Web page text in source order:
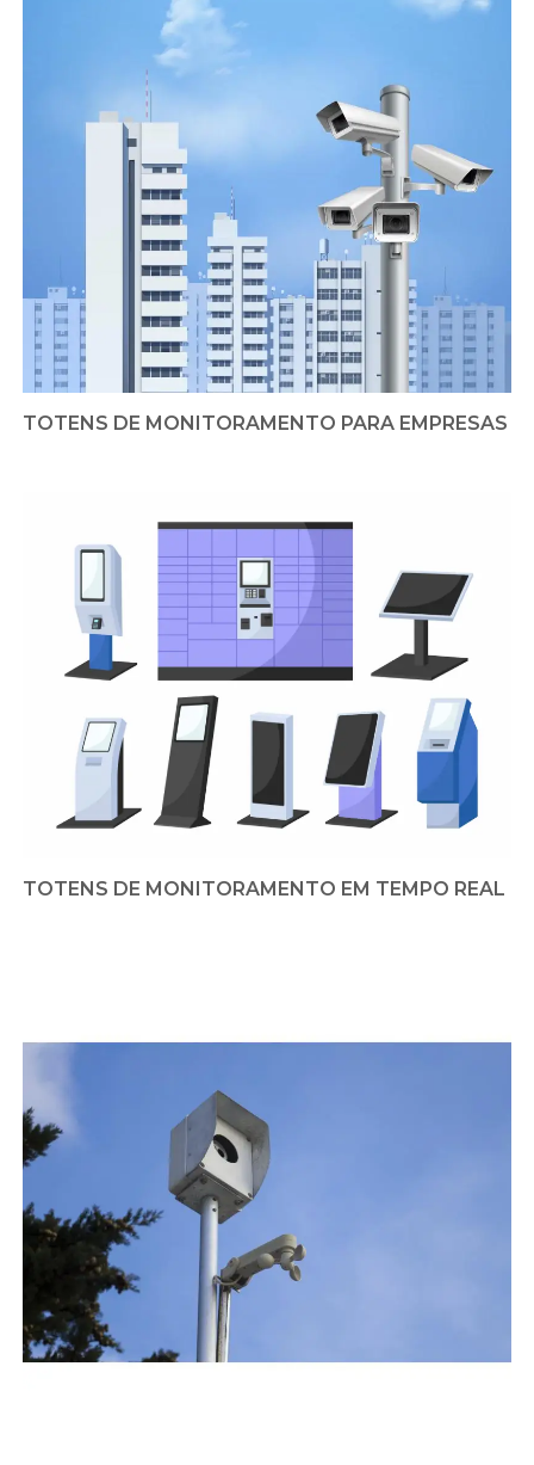
TOTENS DE MONITORAMENTO PARA EMPRESAS
TOTENS DE MONITORAMENTO EM TEMPO REAL